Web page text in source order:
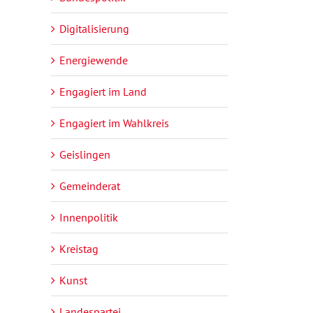
Digitalisierung
Energiewende
Engagiert im Land
Engagiert im Wahlkreis
Geislingen
Gemeinderat
Innenpolitik
Kreistag
Kunst